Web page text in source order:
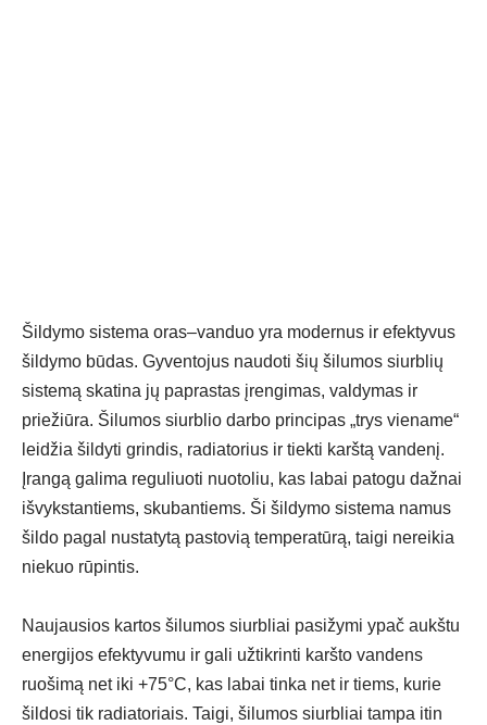
Šildymo sistema oras–vanduo yra modernus ir efektyvus
šildymo būdas. Gyventojus naudoti šių šilumos siurblių
sistemą skatina jų paprastas įrengimas, valdymas ir
priežiūra. Šilumos siurblio darbo principas „trys viename“
leidžia šildyti grindis, radiatorius ir tiekti karštą vandenį.
Įrangą galima reguliuoti nuotoliu, kas labai patogu dažnai
išvykstantiems, skubantiems. Ši šildymo sistema namus
šildo pagal nustatytą pastovią temperatūrą, taigi nereikia
niekuo rūpintis.
Naujausios kartos šilumos siurbliai pasižymi ypač aukštu
energijos efektyvumu ir gali užtikrinti karšto vandens
ruošimą net iki +75°C, kas labai tinka net ir tiems, kurie
šildosi tik radiatoriais. Taigi, šilumos siurbliai tampa itin